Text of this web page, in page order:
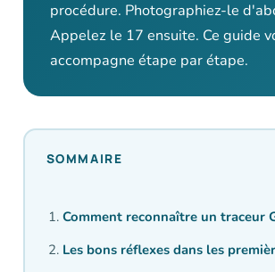
procédure. Photographiez-le
Appelez le 17 ensuite. Ce guide
accompagne étape par étape.
SOMMAIRE
Comment reconnaître un traceur
Les bons réflexes dans les